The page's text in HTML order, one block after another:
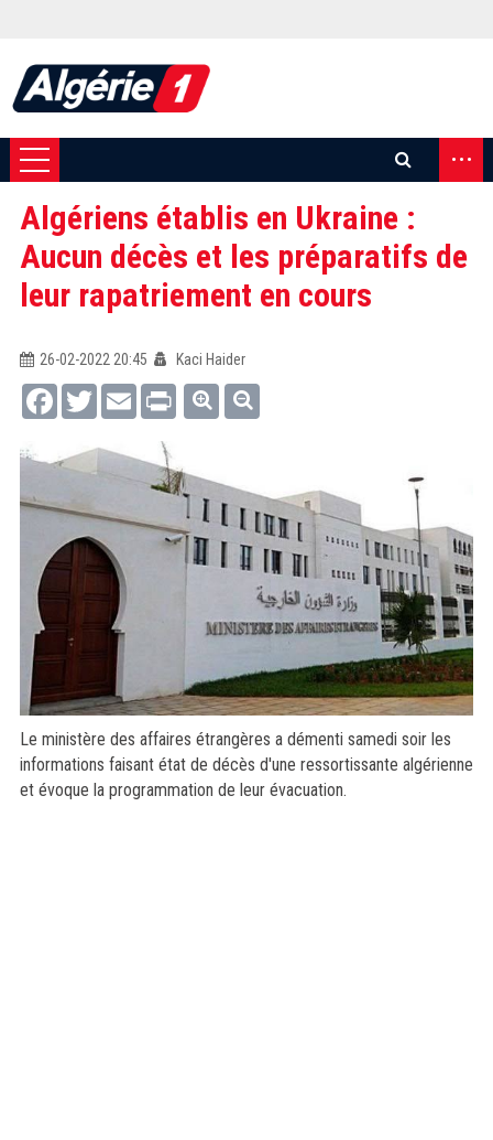
...
Algériens établis en Ukraine :
Aucun décès et les préparatifs de
leur rapatriement en cours
26-02-2022 20:45
Kaci Haider
FacebookTwitterEmail Print
Le ministère des affaires étrangères a démenti samedi soir les
informations faisant état de décès d'une ressortissante algérienne
et évoque la programmation de leur évacuation.